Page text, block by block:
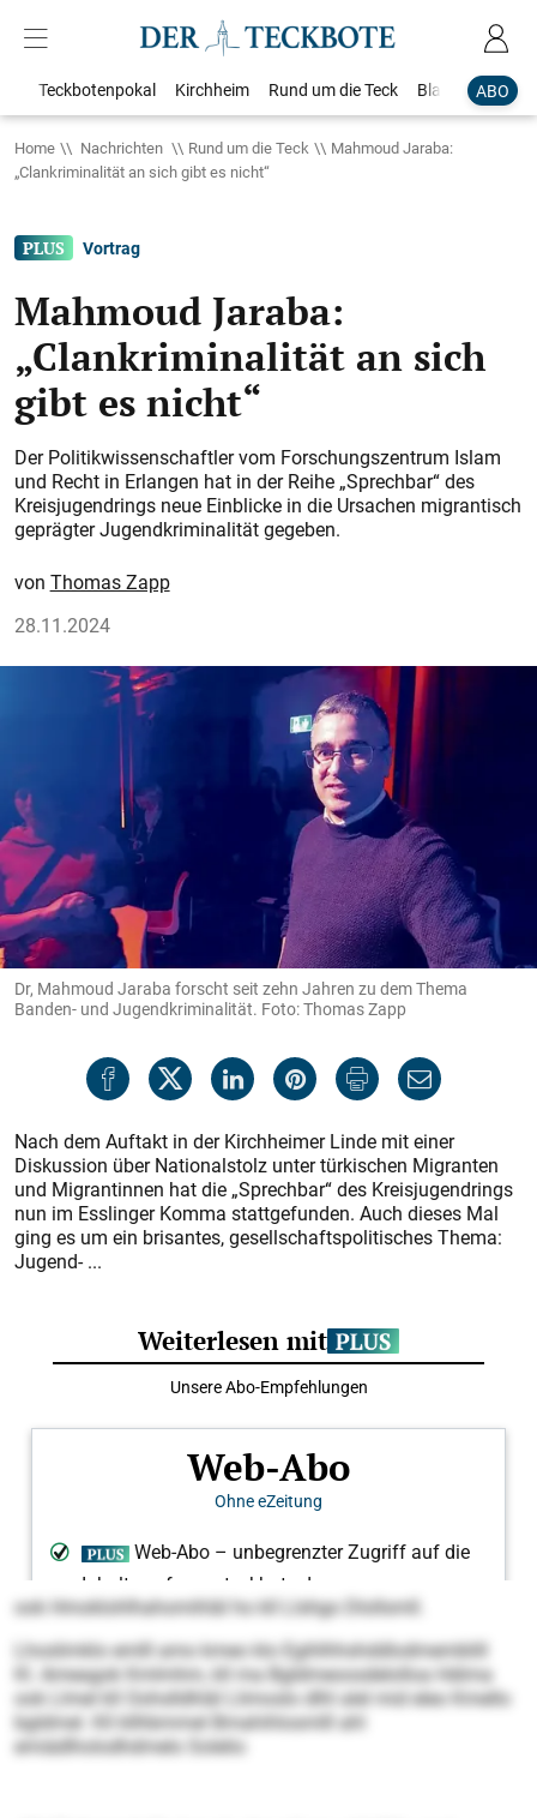
ABO
Teckbotenpokal Kirchheim Rund um die Teck Blaulicht
Home Nachrichten Rund um die Teck
Mahmoud Jaraba:
„Clankriminalität an sich gibt es nicht“
Vortrag
Mahmoud Jaraba:
„Clankriminalität an sich
gibt es nicht“
Der Politikwissenschaftler vom Forschungszentrum Islam
und Recht in Erlangen hat in der Reihe „Sprechbar“ des
Kreisjugendrings neue ­Einblicke in die Ursachen migrantisch
geprägter Jugendkriminalität gegeben.
Thomas Zapp
28.11.2024
Dr, Mahmoud Jaraba forscht seit zehn Jahren zu dem Thema
Banden- und Jugendkriminalität. Foto: Thomas Zapp
Nach dem Auftakt in der Kirchheimer Linde mit einer
Diskussion über Nationalstolz unter türkischen Migranten
und Migrantinnen hat die „Sprechbar“ des Kreisjugendrings
nun im Esslinger Komma stattgefunden. Auch dieses Mal
ging es um ein brisantes, gesellschaftspolitisches Thema:
Jugend- ...
ook Hmoklohlhahomihläl ho kll Llshgo Dlollsmll.
Lhoslimklo emlll amo kmeo klo ­Egihlhhshddlodmemblill
Kl. Ameagok Kmlmhm, kll ma Bgldmeoosdelolloa Hdima
ook Llmel kll Oohslldhläl ­Llimoslo dlhl alel mid eleo Kmello
bgldmel. Kll kllhbmmel ­Bmahihlosmlll ahl
emiädlholodhdmelo Solelio